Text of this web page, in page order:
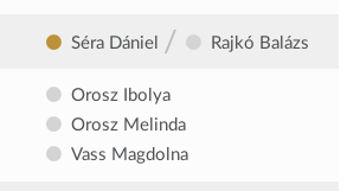
Séra Dániel / Rajkó Balázs
Orosz Ibolya
Orosz Melinda
Vass Magdolna